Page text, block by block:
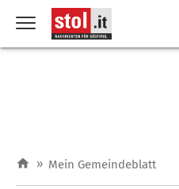
» Mein Gemeindeblatt